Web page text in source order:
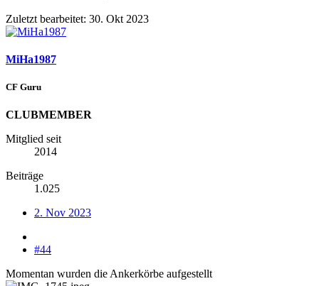
Zuletzt bearbeitet: 30. Okt 2023
MiHa1987
CF Guru
CLUBMEMBER
Mitglied seit
2014
Beiträge
1.025
2. Nov 2023
#44
Momentan wurden die Ankerkörbe aufgestellt